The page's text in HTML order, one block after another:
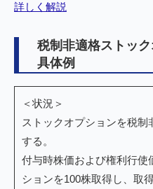
詳しく解説
税制非適格ストッ
具体例
＜状況＞
ストックオプションを税制
する。
付与時株価および権利行使
ションを100株取得し、取